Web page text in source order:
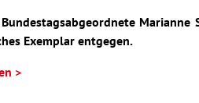
Exemplar entgegen.
>